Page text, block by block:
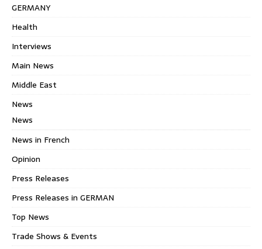
GERMANY
Health
Interviews
Main News
Middle East
News
News
News in French
Opinion
Press Releases
Press Releases in GERMAN
Top News
Trade Shows & Events